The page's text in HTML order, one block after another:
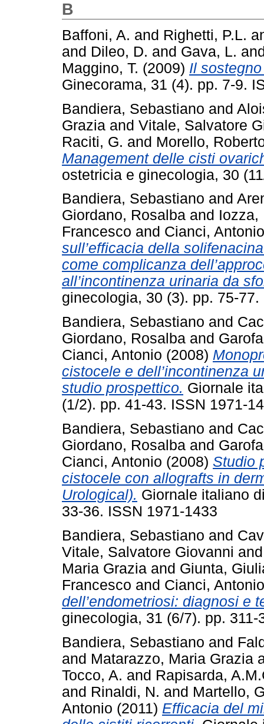
B
Baffoni, A. and Righetti, P.L.
and Dileo, D. and Gava, L.
Maggino, T. (2009) Il
Ginecorama, 31 (4). pp. 7-9.
Bandiera, Sebastiano and
Grazia and Vitale, Salvatore
Raciti, G. and Morello,
Management delle cisti
ostetricia e ginecologia, 30
Bandiera, Sebastiano and
Giordano, Rosalba and Iozza,
Francesco and Cianci, Antonio
sull’efficacia della
come complicanza
all’incontinenza urinaria da
ginecologia, 30 (3). pp. 75-
Bandiera, Sebastiano and
Giordano, Rosalba and
Cianci, Antonio (2008)
cistocele e dell’incontinenza
studio prospettico. Giornale
(1/2). pp. 41-43. ISSN 1971-
Bandiera, Sebastiano and
Giordano, Rosalba and
Cianci, Antonio (2008) Studio
cistocele con allografts in
Urological). Giornale italiano
33-36. ISSN 1971-1433
Bandiera, Sebastiano and
Vitale, Salvatore Giovanni
Maria Grazia and Giunta,
Francesco and Cianci, Antonio
dell’endometriosi: diagnosi e
ginecologia, 31 (6/7). pp.
Bandiera, Sebastiano and
and Matarazzo, Maria Grazia
Tocco, A. and Rapisarda,
and Rinaldi, N. and Martello,
Antonio (2011) Efficacia del